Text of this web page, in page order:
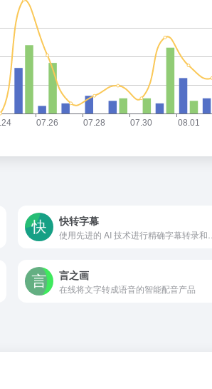
快转字幕
言之画
在线将文字转成语音的智能配音产品